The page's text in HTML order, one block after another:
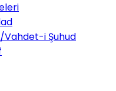
i Şuhud